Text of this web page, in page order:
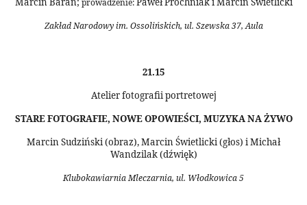
Zakład Narodowy im. Ossolińskich, ul. Szewska 37, Aula
21.15
Atelier fotografii portretowej
STARE FOTOGRAFIE, NOWE OPOWIEŚCI, MUZYKA NA ŻYWO
Marcin Sudziński (obraz), Marcin Świetlicki (głos) i Michał
Wandzilak (dźwięk)
Klubokawiarnia Mleczarnia, ul. Włodkowica 5